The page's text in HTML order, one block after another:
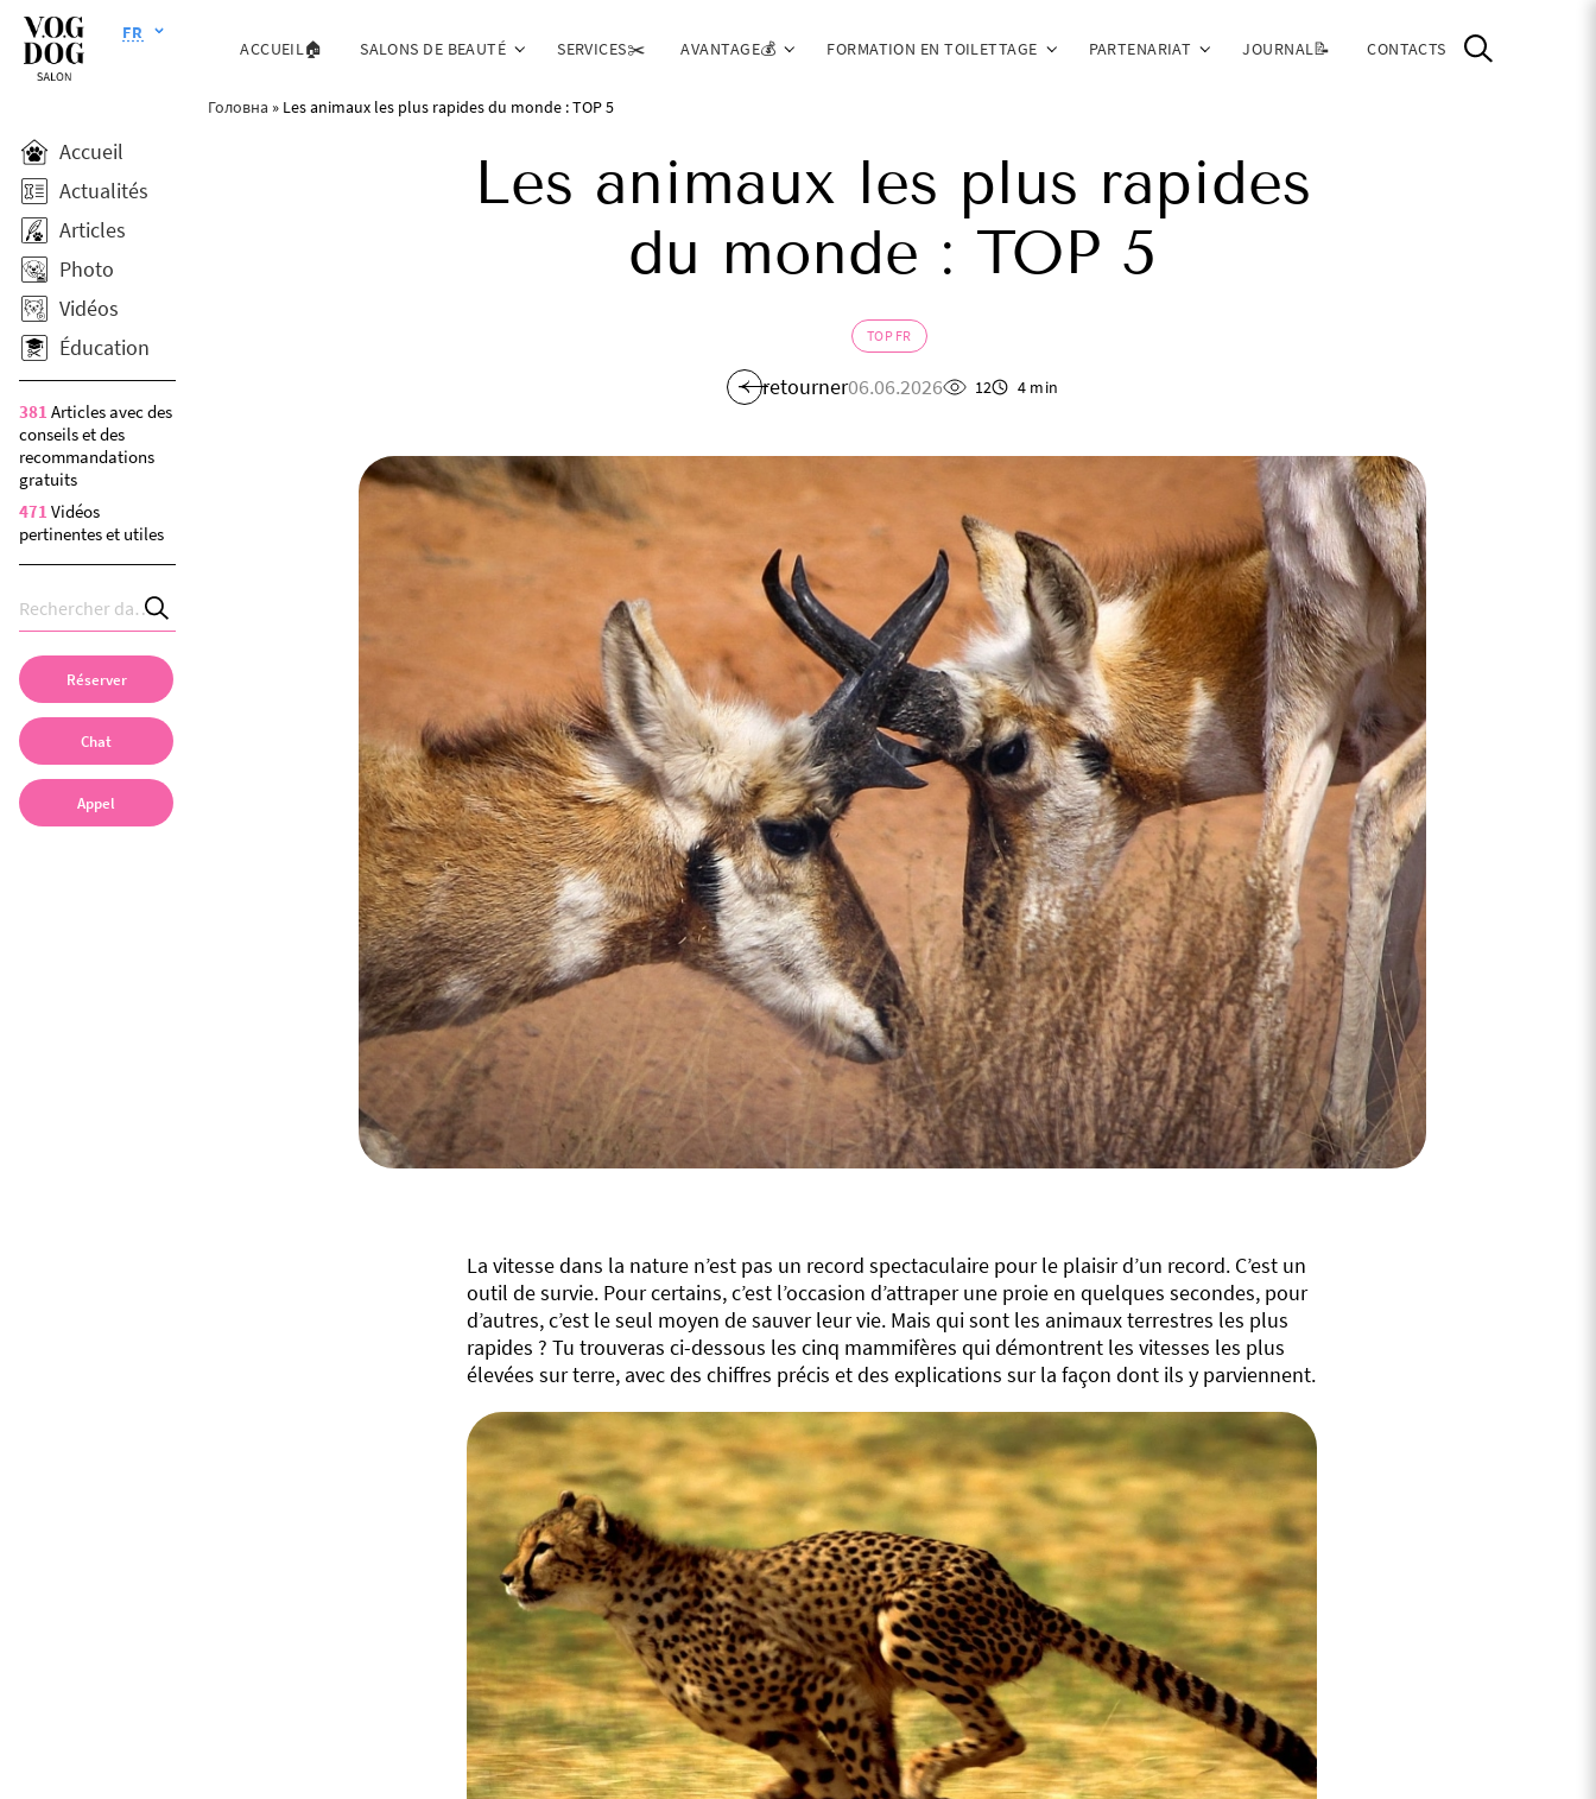
FR
ACCUEIL🏠
SALONS DE BEAUTÉ SERVICES✂️ AVANTAGE💰 FORMATION EN TOILETTAGE PARTENARIAT JOURNAL📝 CONTACTS
Головна » Les animaux les plus rapides du monde : TOP 5
Accueil
Actualités
Articles
Photo
Vidéos
Éducation
381 Articles avec des
conseils et des
recommandations
gratuits
471 Vidéos
pertinentes et utiles
Réserver
Chat
Appel
Les animaux les plus rapides
du monde : TOP 5
TOP FR
retourner06.06.2026 12 4 min
La vitesse dans la nature n’est pas un record spectaculaire pour le plaisir d’un record. C’est un
outil de survie. Pour certains, c’est l’occasion d’attraper une proie en quelques secondes, pour
d’autres, c’est le seul moyen de sauver leur vie. Mais qui sont les animaux terrestres les plus
rapides ? Tu trouveras ci-dessous les cinq mammifères qui démontrent les vitesses les plus
élevées sur terre, avec des chiffres précis et des explications sur la façon dont ils y parviennent.